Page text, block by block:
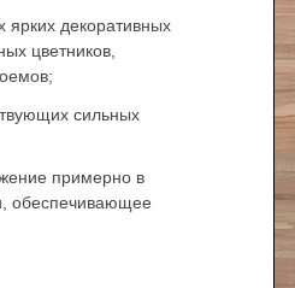
ярких декоративных
цветников,
сильных
примерно в
обеспечивающее